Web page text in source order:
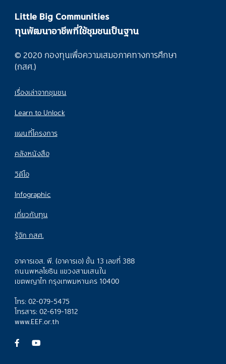
Little Big Communities
ทุนพัฒนาอาชีพที่ใช้ชุมชนเป็นฐาน
© 2020 กองทุนเพื่อความเสมอภาคทางการศึกษา
(กสศ.)
เรื่องเล่าจากชุมชน
Learn to Unlock
แผนที่โครงการ
คลังหนังสือ
วิดีโอ
Infographic
เกี่ยวกับทุน
รู้จัก กสศ.
อาคารเอส. พี. (อาคารเอ) ชั้น 13 เลขที่ 388
ถนนพหลโยธิน แขวงสามเสนใน
เขตพญาไท กรุงเทพมหานคร 10400
โทร: 02-079-5475
โทรสาร: 02-619-1812
www.EEF.or.th